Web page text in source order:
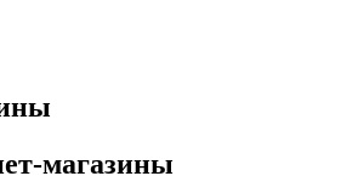
магазины